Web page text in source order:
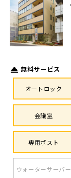
無料サービス
オートロック
会議室
専用ポスト
ウォーターサーバー